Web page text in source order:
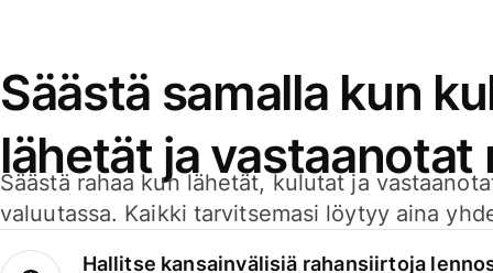
Säästä samalla kun
lähetät ja vastaanotat
Säästä rahaa kun lähetät, kulutat ja
valuutassa. Kaikki tarvitsemasi löytyy aina
Hallitse kansainvälisiä rahansiirtoja